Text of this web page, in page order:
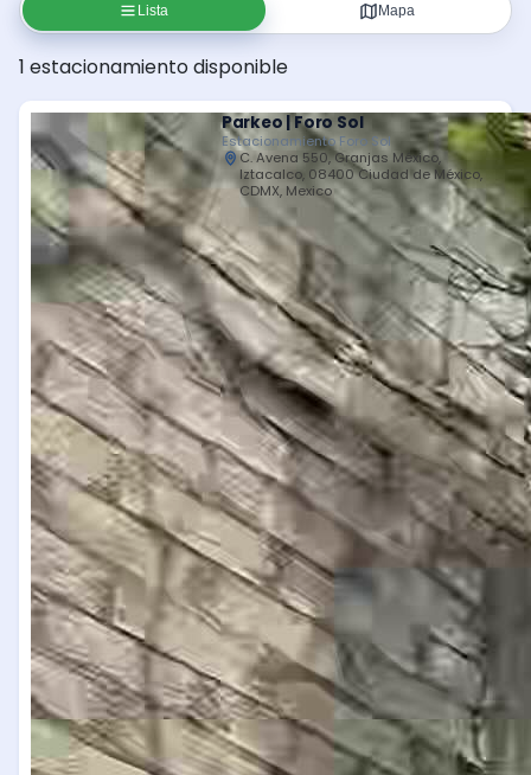
Lista Mapa
1 estacionamiento disponible
Parkeo | Foro Sol
Estacionamiento Foro Sol
C. Avena 550, Granjas México,
Iztacalco, 08400 Ciudad de México,
CDMX, Mexico